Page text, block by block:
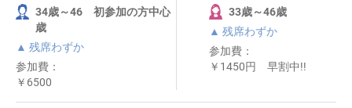
34歳～46 初参加の方中心
歳
▲ 残席わずか
参加費：
￥6500
33歳～46歳
▲ 残席わずか
参加費：
￥1450円 早割中!!